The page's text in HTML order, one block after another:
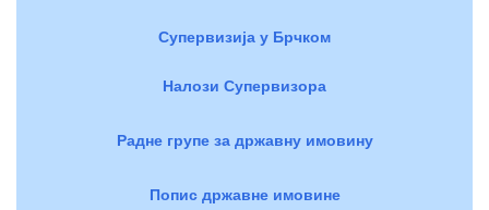
Супервизија у Брчком
Налози Супервизора
Радне групе за државну имовину
Попис државне имовине